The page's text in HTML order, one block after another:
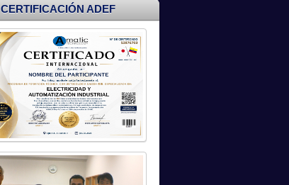
CERTIFICACIÓN ADEF